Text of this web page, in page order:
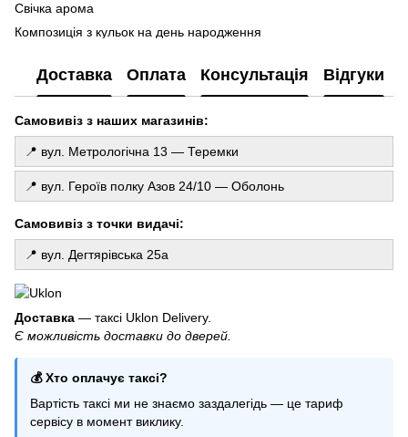
Свічка арома
Композиція з кульок на день народження
Фольговані кульки щенячий патруль
Аромасвічки київ
Купити все для свята
Декоративні свічки ручної роботи
Ціна фотозони
Майнкрафт кульки
Купити латексні кульки
Свічки на торт купити
Гелеві кульки на виписку з роддому
Коробка з гелевими шарами
Кульки фольговані
Свічки з написом
Кулька гендер паті
Доставка Оплата Консультація Відгуки
Самовивіз з наших магазинів:
📍 вул. Метрологічна 13 — Теремки
📍 вул. Героїв полку Азов 24/10 — Оболонь
Самовивіз з точки видачі:
📍 вул. Дегтярівська 25а
Доставка — таксі Uklon Delivery.
Є можливість доставки до дверей.
💰 Хто оплачує таксі?
Вартість таксі ми не знаємо заздалегідь — це тариф
сервісу в момент виклику.